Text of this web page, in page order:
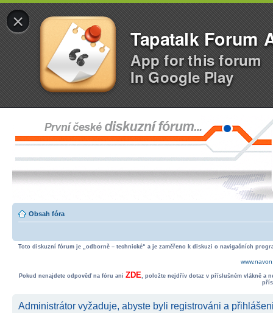
×
Tapatalk Forum
App for this forum
In Google Play
Obsah fóra
Toto diskuzní fórum je „odborně – technické“ a je zaměřeno k diskuzi o navigačních
Pokud nenajdete odpověď na fóru ani ZDE, položte nejdřív dotaz v příslušném vlákně a
Administrátor vyžaduje, abyste byli registrováni a